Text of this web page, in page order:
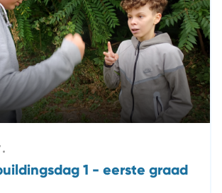
Teambuildingsdag 1 - eerste graad